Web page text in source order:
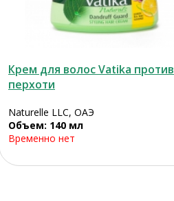
Крем для волос Vatika против
перхоти
Naturelle LLC, ОАЭ
Объем: 140 мл
Временно нет